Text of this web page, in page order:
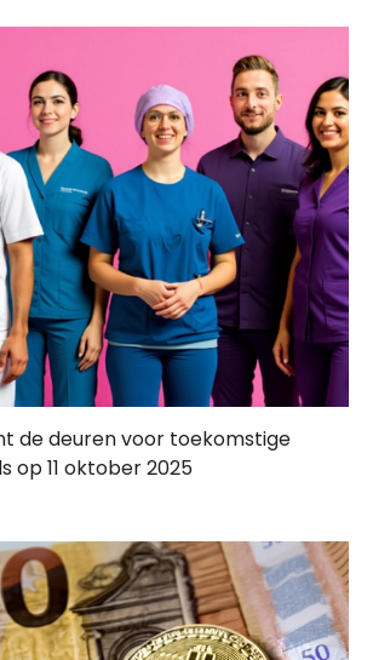
de deuren voor toekomstige
op 11 oktober 2025